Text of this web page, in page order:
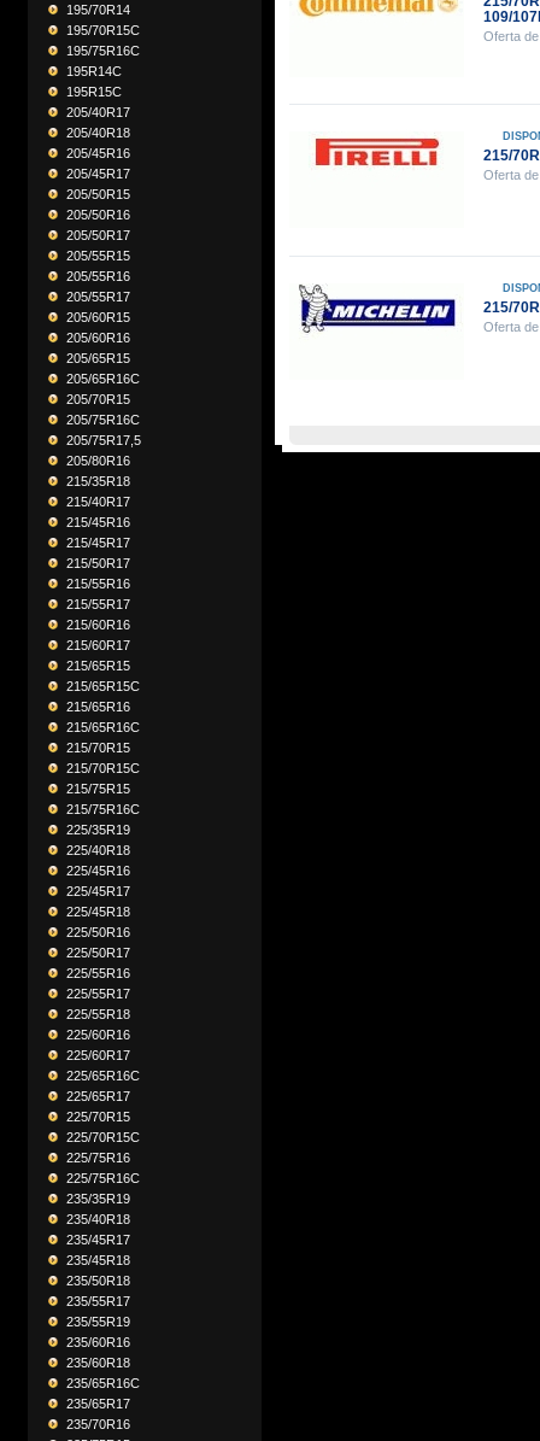
195/70R14
195/70R15C
195/75R16C
195R14C
195R15C
205/40R17
205/40R18
205/45R16
205/45R17
205/50R15
205/50R16
205/50R17
205/55R15
205/55R16
205/55R17
205/60R15
205/60R16
205/65R15
205/65R16C
205/70R15
205/75R16C
205/75R17,5
205/80R16
215/35R18
215/40R17
215/45R16
215/45R17
215/50R17
215/55R16
215/55R17
215/60R16
215/60R17
215/65R15
215/65R15C
215/65R16
215/65R16C
215/70R15
215/70R15C
215/75R15
215/75R16C
225/35R19
225/40R18
225/45R16
225/45R17
225/45R18
225/50R16
225/50R17
225/55R16
225/55R17
225/55R18
225/60R16
225/60R17
225/65R16C
225/65R17
225/70R15
225/70R15C
225/75R16
225/75R16C
235/35R19
235/40R18
235/45R17
235/45R18
235/50R18
235/55R17
235/55R19
235/60R16
235/60R18
235/65R16C
235/65R17
235/70R16
109/
Oferta
215/
Oferta
215/
Oferta